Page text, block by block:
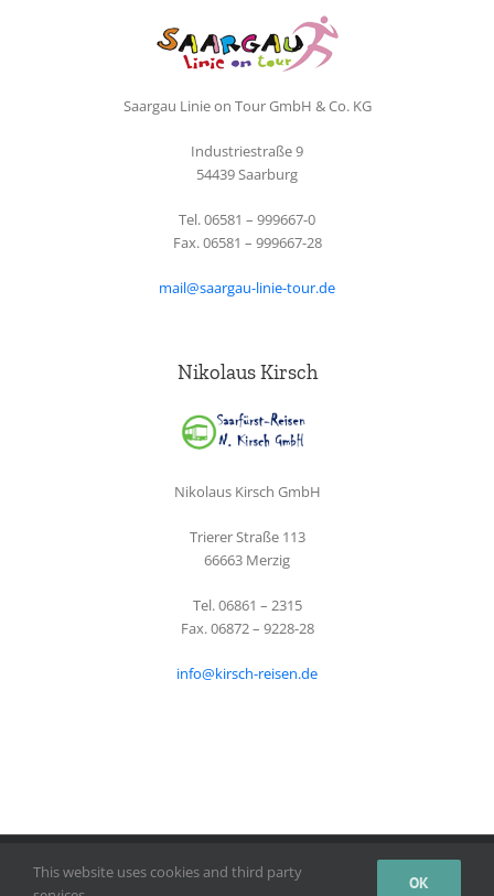
Saargau Linie on Tour GmbH & Co. KG
Industriestraße 9
54439 Saarburg
Tel. 06581 – 999667-0
Fax. 06581 – 999667-28
mail@saargau-linie-tour.de
Nikolaus Kirsch
Nikolaus Kirsch GmbH
Trierer Straße 113
66663 Merzig
Tel. 06861 – 2315
Fax. 06872 – 9228-28
info@kirsch-reisen.de
© Copyright 2020 -2026 | Manfred Schulligen |
This website uses cookies and third party
OK